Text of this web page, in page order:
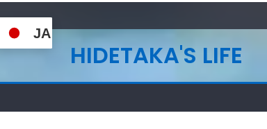
JA
HIDETAKA'S LIFE